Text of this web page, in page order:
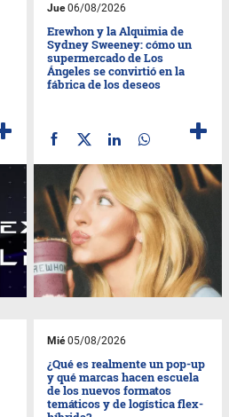
Jue06/08/2026
Erewhon y la Alquimia de
Sydney Sweeney: cómo un
supermercado de Los
Ángeles se convirtió en la
fábrica de los deseos
Mié05/08/2026
¿Qué es realmente un pop-up
y qué marcas hacen escuela
de los nuevos formatos
temáticos y de logística flex-